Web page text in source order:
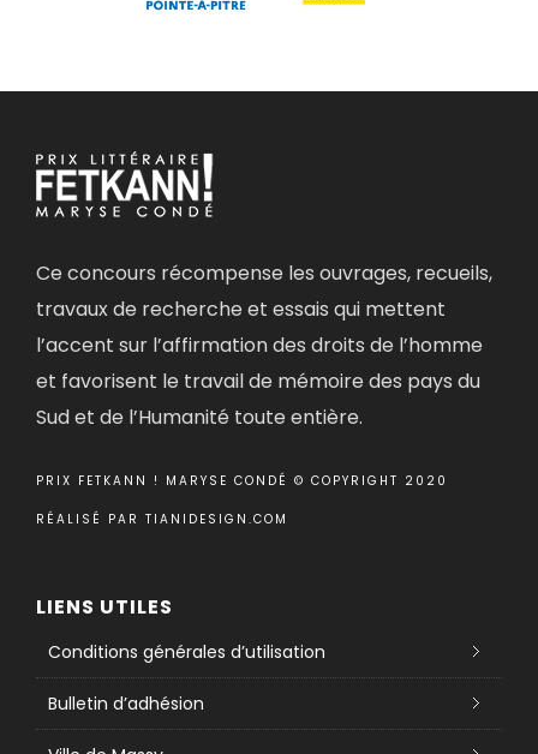
Ce concours récompense les ouvrages, recueils,
travaux de recherche et essais qui mettent
l’accent sur l’affirmation des droits de l’homme
et favorisent le travail de mémoire des pays du
Sud et de l’Humanité toute entière.
PRIX FETKANN ! MARYSE CONDÉ © COPYRIGHT 2020
RÉALISÉ PAR TIANIDESIGN.COM
LIENS UTILES
Conditions générales d’utilisation
Bulletin d’adhésion